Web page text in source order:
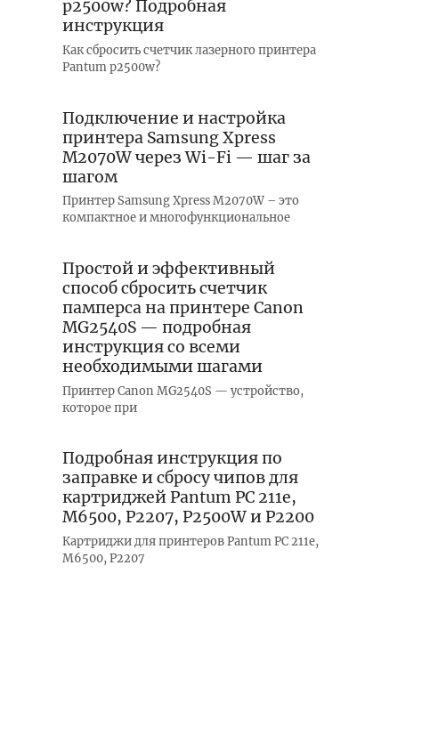
p2500w? Подробная
инструкция
Как сбросить счетчик лазерного принтера
Pantum p2500w?
Подключение и настройка
принтера Samsung Xpress
M2070W через Wi-Fi — шаг за
шагом
Принтер Samsung Xpress M2070W – это
компактное и многофункциональное
Простой и эффективный
способ сбросить счетчик
памперса на принтере Canon
MG2540S — подробная
инструкция со всеми
необходимыми шагами
Принтер Canon MG2540S — устройство,
которое при
Подробная инструкция по
заправке и сбросу чипов для
картриджей Pantum PC 211e,
M6500, P2207, P2500W и P2200
Картриджи для принтеров Pantum PC 211e,
M6500, P2207